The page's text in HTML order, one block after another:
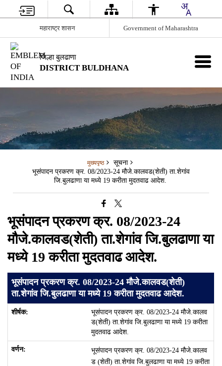
महाराष्ट्र शासन Government of Maharashtra
जिल्हा बुलढाणा
DISTRICT BULDHANA
मुख्यपृष्ठ
सूचना
भूसंपादन प्रकरण क्र. 08/2023-24 मौजे.कालवड(शेती) ता.शेगांव
जि.बुलढाणा या मध्ये 19 करीता मुदतवाढ आदेश.
भूसंपादन प्रकरण क्र. 08/2023-24
मौजे.कालवड(शेती) ता.शेगांव जि.बुलढाणा या
मध्ये 19 करीता मुदतवाढ आदेश.
भूसंपादन प्रकरण क्र. 08/2023-24 मौजे.कालवड(शेती)
ता.शेगांव जि.बुलढाणा या मध्ये 19 करीता मुदतवाढ आदेश.
भूसंपादन प्रकरण क्र. 08/2023-24 मौजे.कालव
ड(शेती) ता.शेगांव जि.बुलढाणा या मध्ये 19 करीता
मुदतवाढ आदेश.
भूसंपादन प्रकरण क्र. 08/2023-24 मौजे.कालव
ड (शेती) ता.शेगांव जि.बुलढाणा या मध्ये 19 करीता